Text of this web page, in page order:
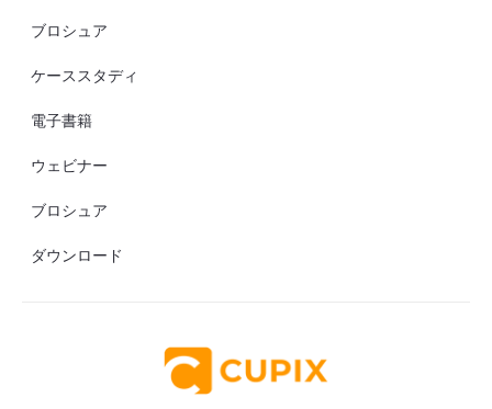
ブロシュア
ケーススタディ
電子書籍
ウェビナー
ブロシュア
ダウンロード